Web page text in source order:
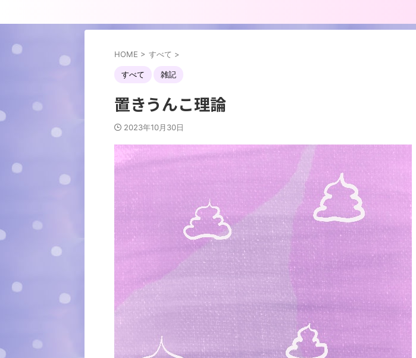
HOME > すべて >
すべて 雑記
置きうんこ理論
2023年10月30日